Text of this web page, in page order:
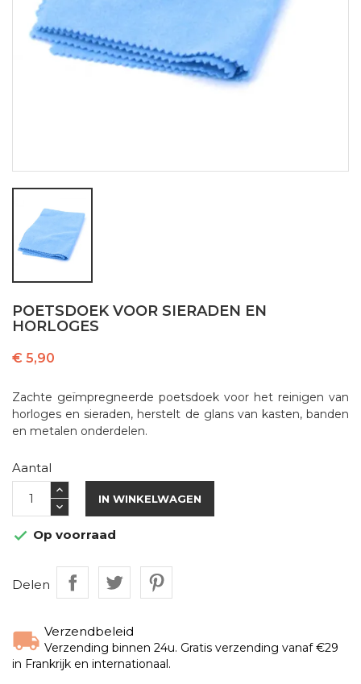
POETSDOEK VOOR SIERADEN EN
HORLOGES
€ 5,90
Zachte geïmpregneerde poetsdoek voor het reinigen van
horloges en sieraden, herstelt de glans van kasten, banden
en metalen onderdelen.
Aantal
IN WINKELWAGEN
 Op voorraad
Delen
Verzendbeleid
Verzending binnen 24u. Gratis verzending vanaf €29
in Frankrijk en internationaal.